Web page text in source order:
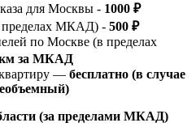
для Москвы - 1000 ₽
пределах МКАД) - 500 ₽
по Москве (в пределах
км за МКАД
— бесплатно (в случае
(за пределами МКАД)